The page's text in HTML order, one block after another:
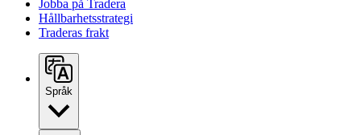
Jobba på Tradera
Hållbarhetsstrategi
Traderas frakt
Språk